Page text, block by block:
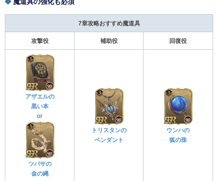
魔道具の強化も必須
7章攻略おすすめ魔道具
攻撃役 補助役 回復役
アザエルの
黒い本
or
ツバサの
金の縄
トリスタンの
ペンダント
ウンハの
狐の珠